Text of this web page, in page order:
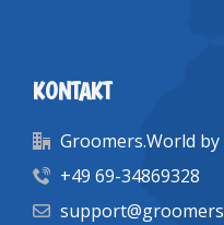
KONTAKT
Groomers.World
+49 69-34869328